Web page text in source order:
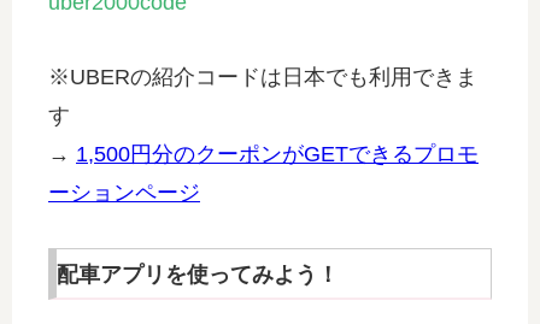
※UBERの紹介コードは日本でも利用できま
す
→ 1,500円分のクーポンがGETできるプロモ
ーションページ
配車アプリを使ってみよう！